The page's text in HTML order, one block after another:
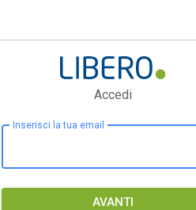
Accedi
Inserisci la tua email
AVANTI